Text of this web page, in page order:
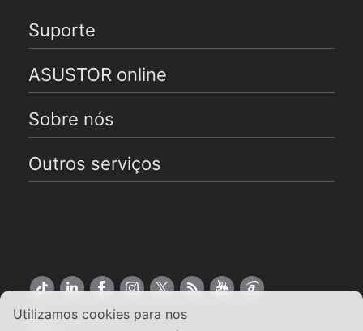
Utilizamos cookies para nos
Suporte
ASUSTOR online
Sobre nós
Outros serviços